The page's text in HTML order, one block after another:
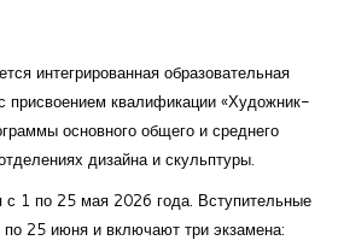
интегрированная образовательная
присвоением квалификации «Художник-
основного общего и среднего
дизайна и скульптуры.
с 1 по 25 мая 2026 года. Вступительные
25 июня и включают три экзамена: